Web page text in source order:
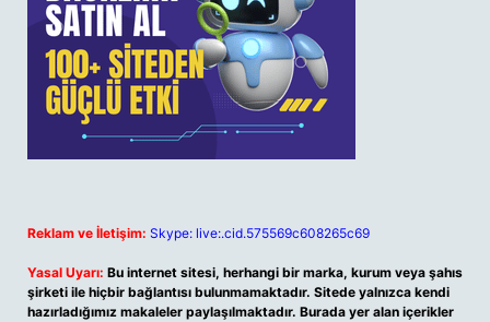
Reklam ve İletişim: Skype: live:.cid.575569c608265c69
Yasal Uyarı: Bu internet sitesi, herhangi bir marka, kurum veya şahıs
şirketi ile hiçbir bağlantısı bulunmamaktadır. Sitede yalnızca kendi
hazırladığımız makaleler paylaşılmaktadır. Burada yer alan içerikler